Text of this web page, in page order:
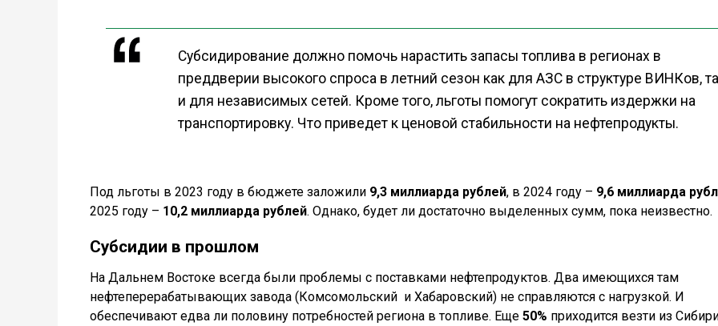
Субсидирование должно помочь нарастить запасы топлива в регионах в
преддверии высокого спроса в летний сезон как для АЗС в структуре ВИНКов,
и для независимых сетей. Кроме того, льготы помогут сократить издержки на
транспортировку. Что приведет к ценовой стабильности на нефтепродукты.
Под льготы в 2023 году в бюджете заложили 9,3 миллиарда рублей, в 2024 году – 9,6 миллиарда
2025 году – 10,2 миллиарда рублей. Однако, будет ли достаточно выделенных сумм, пока неизвестно.
Субсидии в прошлом
На Дальнем Востоке всегда были проблемы с поставками нефтепродуктов. Два имеющихся там
нефтеперерабатывающих завода (Комсомольский и Хабаровский) не справляются с нагрузкой. И
обеспечивают едва ли половину потребностей региона в топливе. Еще 50% приходится везти из